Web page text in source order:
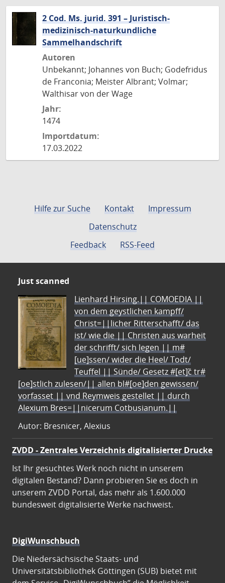
2 Cod. Ms. jurid. 391 – Juristisch-
medizinisch-naturkundliche
Sammelhandschrift
Autoren
Unbekannt; Johannes von Buch; Godefridus
de Franconia; Meister Albrant; Volmar;
Walthisar von der Wage
Jahr:
1474
Importdatum:
17.03.2022
Hilfe zur Suche Kontakt
Impressum
Datenschutz
Feedback
RSS-Feed
Just scanned
Lienhard Hirsing.|| COMOEDIA ||
von dem geystlichen kampff/
Christ=||licher Ritterschafft/ das
ist/ wie die || Christen aus warheit
der schrifft/ sich legen || m#
[ue]ssen/ wider die Heel/ Todt/
Teuffel || Sünde/ Gesetz #[et]c̃ tr#
[oe]stlich zulesen/|| allen bl#[oe]den gewissen/
vorfasset || vnd Reymweis gestellet || durch
Alexium Bres=||nicerum Cotbusianum.||
Autor: Bresnicer, Alexius
ZVDD - Zentrales Verzeichnis digitalisierter Drucke
Ist Ihr gesuchtes Werk noch nicht in unserem
digitalen Bestand? Dann probieren Sie es doch in
unserem ZVDD Portal, das mehr als 1.600.000
bundesweit digitalisierte Werke nachweist.
DigiWunschbuch
Die Niedersächsische Staats- und
Universitätsbibliothek Göttingen (SUB) bietet mit